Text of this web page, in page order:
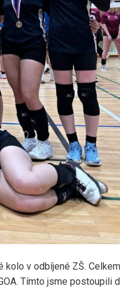
kolo v odbíjené ZŠ.
Tímto jsme postoupili